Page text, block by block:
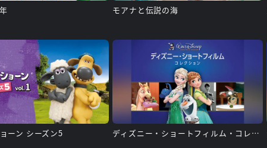
モアナと伝説の海
ーン シーズン5 ディズニー・ショートフィルム・コレクション